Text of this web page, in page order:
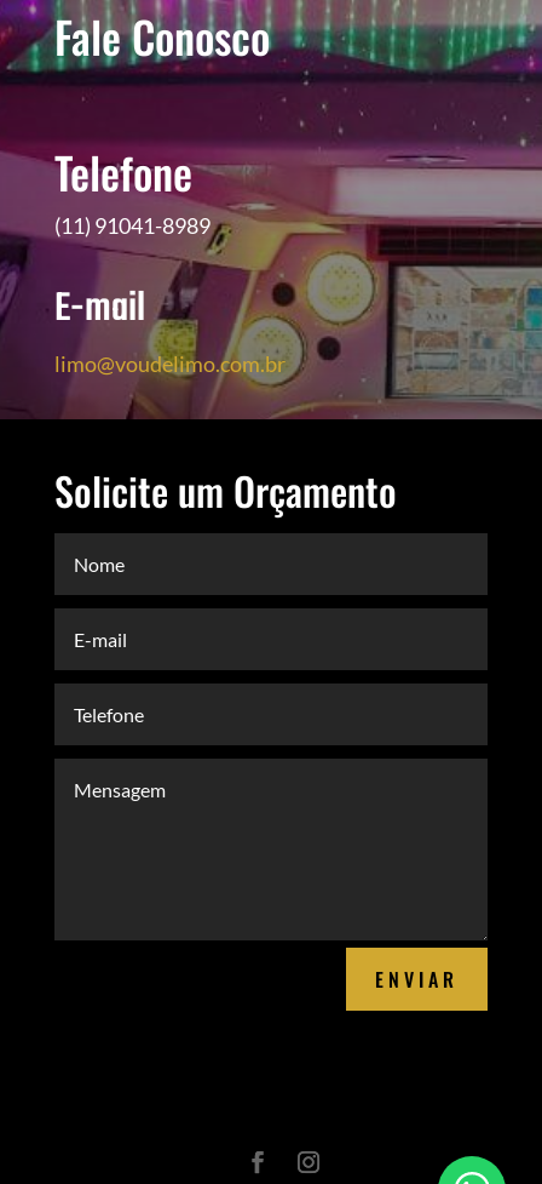
Fale Conosco
Telefone
(11) 91041-8989
E-mail
limo@voudelimo.com.br
Solicite um Orçamento
ENVIAR